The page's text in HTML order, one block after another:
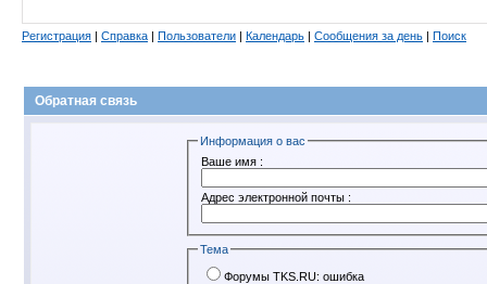
Регистрация | Справка | Пользователи | Календарь | Сообщения за день | Поиск
Обратная связь
Информация о вас
Ваше имя :
Адрес электронной почты :
Тема
Форумы TKS.RU: ошибка